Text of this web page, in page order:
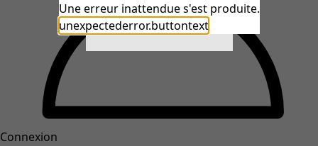
Connexion
Stay in CH-FRRedirect to US
Close
Une erreur inattendue s'est produite.
unexpectederror.buttontext